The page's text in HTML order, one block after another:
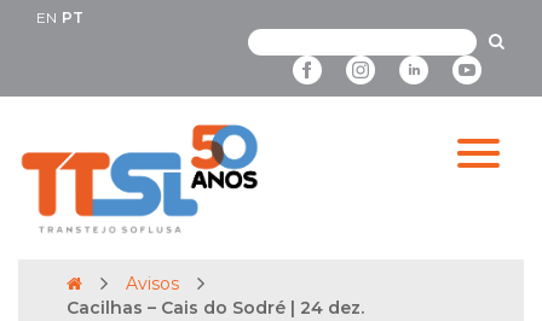
EN PT
Avisos
Cacilhas – Cais do Sodré | 24 dez.